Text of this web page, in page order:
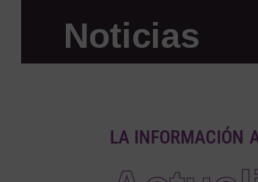
Noticias
LA INFORMACIÓN